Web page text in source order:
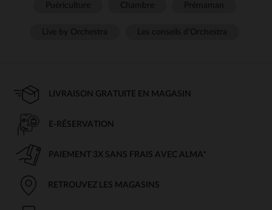
LIVRAISON GRATUITE EN MAGASIN
E-RÉSERVATION
PAIEMENT 3X SANS FRAIS AVEC ALMA*
RETROUVEZ LES MAGASINS